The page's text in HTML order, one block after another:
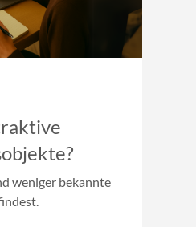
weniger bekannte